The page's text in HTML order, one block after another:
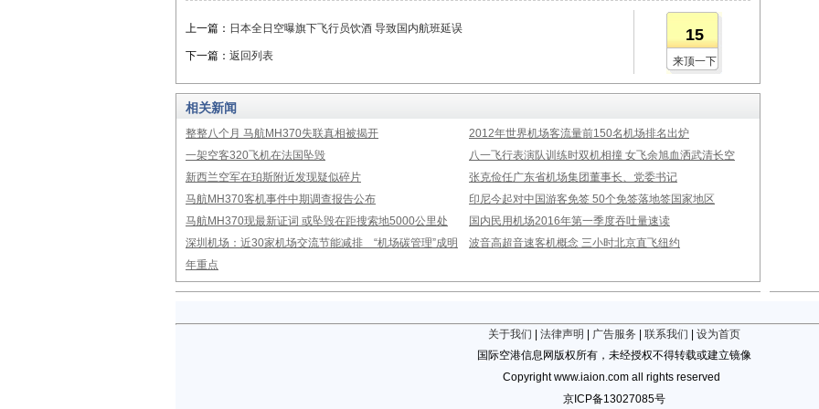
上一篇： 日本全日空曝旗下飞行员饮酒 导致国内航班延误
下一篇： 返回列表
15
来顶一下
相关新闻
整整八个月 马航MH370失联真相被揭开
2012年世界机场客流量前150名机场排名出炉
一架空客320飞机在法国坠毁
八一飞行表演队训练时双机相撞 女飞余旭血洒武清长空
新西兰空军在珀斯附近发现疑似碎片
张克俭任广东省机场集团董事长、党委书记
马航MH370客机事件中期调查报告公布
印尼今起对中国游客免签 50个免签落地签国家地区
马航MH370现最新证词 或坠毁在距搜索地5000公里处
国内民用机场2016年第一季度吞吐量速读
深圳机场：近30家机场交流节能减排 “机场碳管理”成明
年重点
波音高超音速客机概念 三小时北京直飞纽约
关于我们
法律声明 广告服务 联系我们
设为首页
国际空港信息网版权所有，未经授权不得转载或建立镜像
Copyright www.iaion.com all rights reserved
京ICP备13027085号